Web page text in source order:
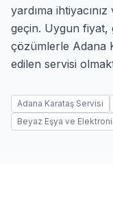
yardıma
geçin. Uygun
çözümlerle Adana
edilen servisi
Adana Karataş Servisi
Beyaz Eşya ve